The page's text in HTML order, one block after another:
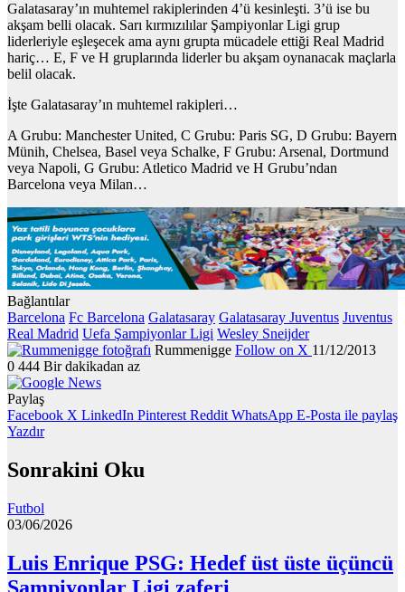
Galatasaray’ın muhtemel rakiplerinden 4’ü kesinleşti. 3’ü ise bu
akşam belli olacak. Sarı kırmızılılar Şampiyonlar Ligi grup
liderleriyle eşleşecek ama aynı grupta mücadele ettiği Real Madrid
hariç… E, F ve H gruplarında liderler bu akşam oynanacak maçlarla
belil olacak.
İşte Galatasaray’ın muhtemel rakipleri…
A Grubu: Manchester United, C Grubu: Paris SG, D Grubu: Bayern
Münih, Chelsea, Basel veya Schalke, F Grubu: Arsenal, Dortmund
veya Napoli, G Grubu: Atletico Madrid ve H Grubu’ndan
Barcelona veya Milan…
Bağlantılar
Barcelona Fc Barcelona Galatasaray Galatasaray Juventus Juventus
Real Madrid Uefa Şampiyonlar Ligi Wesley Sneijder
Rummenigge Follow on X 11/12/2013
0 444 Bir dakikadan az
Paylaş
Facebook X LinkedIn Pinterest Reddit WhatsApp E-Posta ile paylaş
Yazdır
Sonrakini Oku
Futbol
03/06/2026
Luis Enrique PSG: Hedef üst üste üçüncü
Şampiyonlar Ligi zaferi